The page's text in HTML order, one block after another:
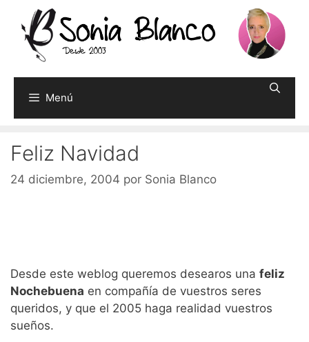
contenido
Menú
Feliz Navidad
24 diciembre, 2004 por Sonia Blanco
Desde este weblog queremos desearos una feliz
Nochebuena en compañía de vuestros seres
queridos, y que el 2005 haga realidad vuestros
sueños.